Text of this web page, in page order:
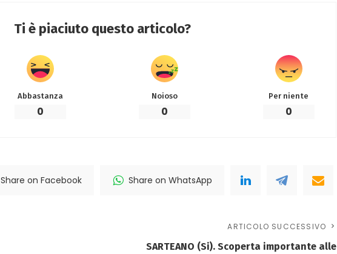
Ti è piaciuto questo articolo?
Abbastanza
0
Noioso
0
Per niente
0
Share on Facebook Share on WhatsApp
ARTICOLO SUCCESSIVO
SARTEANO (Si). Scoperta importante alle